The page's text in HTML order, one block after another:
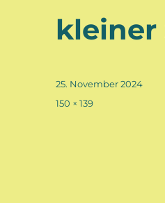
kleiner
Veröffentlicht
am
25. November 2024
Volle
150 × 139